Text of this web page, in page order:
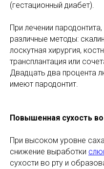
(гестационный диабет).
При лечении
различные методы:
лоскутная хирургия,
трансплантация или
Двадцать два процента
имеют пародонтит.
Повышенная сухость
При высоком уровне
снижение выработки
сухости во рту и